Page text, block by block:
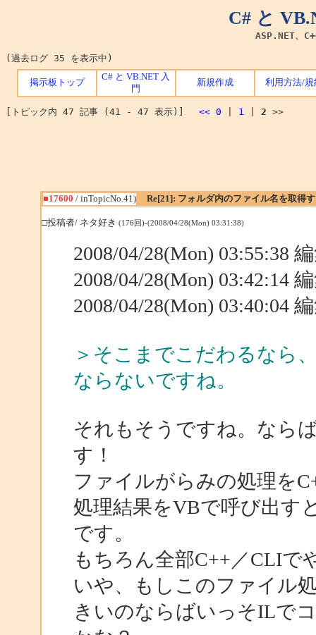
C# と
ASP.NET、
(過去ログ 35 を表示中)
掲示板トップ
C# と VB.NET 入
門
新規作成 利用方法/規
[トピック内 47 記事 (41 - 47 表示)] << 0 1 2 >>
■17600 / inTopicNo.41) Re[21]: フォルダ内のファイル名を取得
□投稿者/ ネタ好き (176回)-(2008/04/28(Mon) 03:31:38)
2008/04/28(Mon) 03:55:38
2008/04/28(Mon) 03:42:14
2008/04/28(Mon) 03:40:04
＞そこまでこだわるなら
ならないですね。
それもそうですね。なら
す！
ファイルがらみの処理を
処理結果をVBで呼び出す
です。
もちろん全部C++／CLIで
いや、もしこのファイル
きいのならばいっそILで